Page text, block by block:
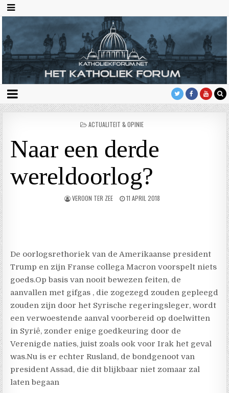
GEPLAATST
ACTUALITEIT & OPINIE
Naar een derde
wereldoorlog?
VEROON TER ZEE 11 APRIL 2018
De oorlogsrethoriek van de Amerikaanse president
Trump en zijn Franse collega Macron voorspelt niets
goeds.Op basis van nooit bewezen feiten, de
aanvallen met gifgas , die zogezegd zouden gepleegd
zouden zijn door het Syrische regeringsleger, wordt
een verwoestende aanval voorbereid op doelwitten
in Syriê, zonder enige goedkeuring door de
Verenigde naties, juist zoals ook voor Irak het geval
was.Nu is er echter Rusland, de bondgenoot van
president Assad, die dit blijkbaar niet zomaar zal
laten begaan